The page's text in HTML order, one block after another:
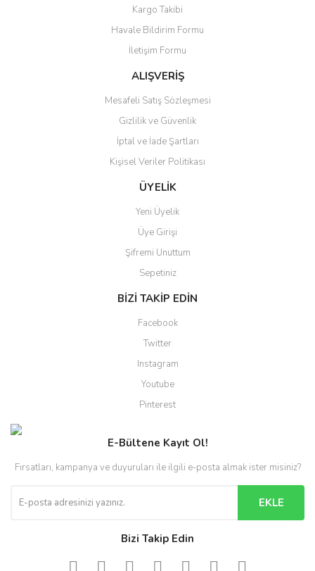
Ürün açıklamasında eksik bilgiler bulunuyor.
Ürün bilgilerinde hatalar bulunuyor.
Ürün fiyatı diğer sitelerden daha pahalı.
Bu ürüne benzer farklı alternatifler olmalı.
Gönder
Kargo Takibi
Havale Bildirim Formu
İletişim Formu
ALIŞVERİŞ
Mesafeli Satış Sözleşmesi
Gizlilik ve Güvenlik
İptal ve İade Şartları
Kişisel Veriler Politikası
ÜYELİK
Yeni Üyelik
Üye Girişi
Şifremi Unuttum
Sepetiniz
BİZİ TAKİP EDİN
Facebook
Twitter
Instagram
Youtube
Pinterest
E-Bültene Kayıt Ol!
Fırsatları, kampanya ve duyuruları ile ilgili e-posta almak ister misiniz?
EKLE
Bizi Takip Edin